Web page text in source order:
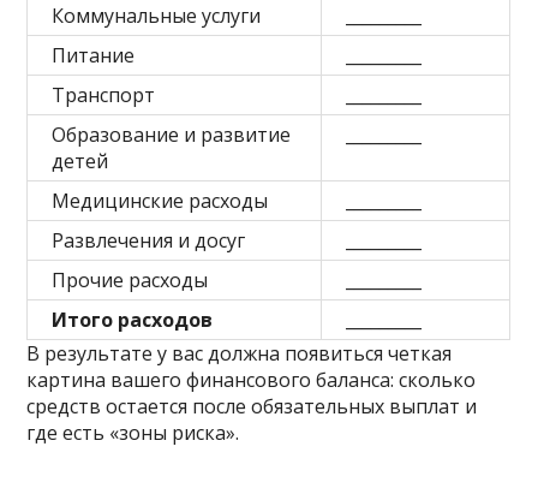
Коммунальные услуги
Питание
Транспорт
Образование и развитие
детей
Медицинские расходы
Развлечения и досуг
Прочие расходы
Итого расходов
В результате у вас должна появиться четкая
картина вашего финансового баланса: сколько
средств остается после обязательных выплат и
где есть «зоны риска».